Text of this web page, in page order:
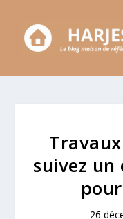
suivez
26